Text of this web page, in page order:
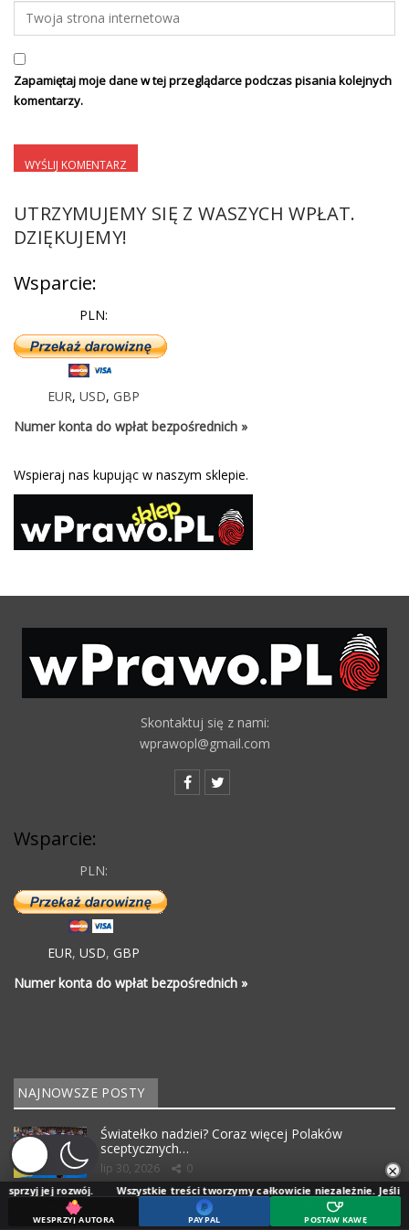
Zapamiętaj moje dane w tej przeglądarce podczas pisania kolejnych
komentarzy.
UTRZYMUJEMY SIĘ Z WASZYCH WPŁAT.
DZIĘKUJEMY!
Wsparcie:
PLN:
EUR, USD, GBP
Numer konta do wpłat bezpośrednich »
Wspieraj nas kupując w naszym sklepie.
Skontaktuj się z nami:
wprawopl@gmail.com
Wsparcie:
PLN:
EUR, USD, GBP
Numer konta do wpłat bezpośrednich »
NAJNOWSZE POSTY
Światełko nadziei? Coraz więcej Polaków
sceptycznych…
lip 30, 2026 0
Resort sprawdzi, co piszesz o Ukraińcach?
MSWiA zabrało…
×
Wszystkie treści tworzymy całkowicie niezależnie. Jeśli doceniasz
WESPRZYJ AUTORA PAYPAL POSTAW KAWĘ